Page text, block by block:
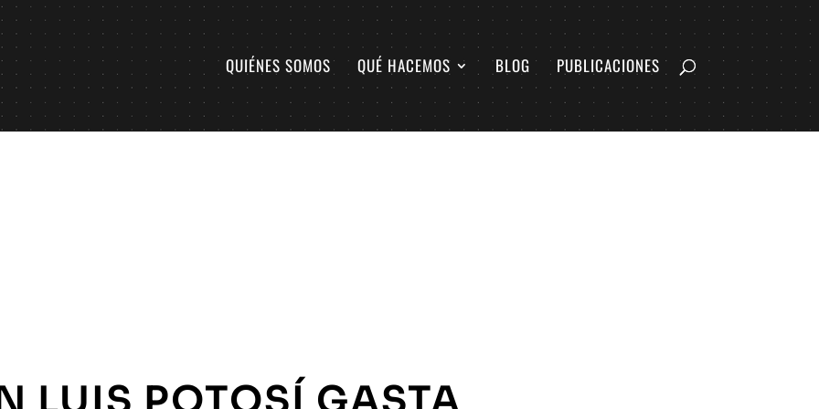
QUIÉNES SOMOS QUÉ HACEMOS BLOG PUBLICACIONES